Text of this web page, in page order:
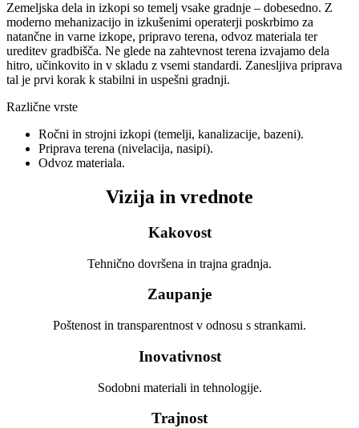
Zemeljska dela in izkopi so temelj vsake gradnje – dobesedno. Z
moderno mehanizacijo in izkušenimi operaterji poskrbimo za
natančne in varne izkope, pripravo terena, odvoz materiala ter
ureditev gradbišča. Ne glede na zahtevnost terena izvajamo dela
hitro, učinkovito in v skladu z vsemi standardi. Zanesljiva priprava
tal je prvi korak k stabilni in uspešni gradnji.
Različne vrste
Ročni in strojni izkopi (temelji, kanalizacije, bazeni).
Priprava terena (nivelacija, nasipi).
Odvoz materiala.
Vizija in vrednote
Kakovost
Tehnično dovršena in trajna gradnja.
Zaupanje
Poštenost in transparentnost v odnosu s strankami.
Inovativnost
Sodobni materiali in tehnologije.
Trajnost